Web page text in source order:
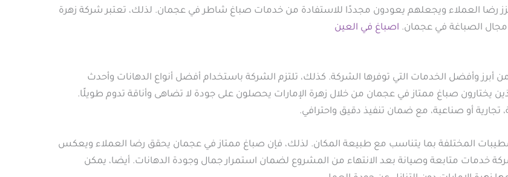
رضا العملاء ويجعلهم يعودون مجددًا للاستفادة من خدمات صباغ شاطر في عجمان. لذلك، تعتبر شركة زهرة
مجال الصباغة في عجمان. اصباغ في العين
وأفضل الخدمات التي توفرها الشركة. كذلك، تلتزم الشركة باستخدام أفضل أنواع الدهانات وأحدث
يختارون صباغ ممتاز في عجمان من خلال زهرة الإمارات يحصلون على جودة لا تضاهى وأناقة تدوم طويلًا.
أو صناعية، مع ضمان تنفيذ دقيق واحترافي.
المختلفة بما يتناسب مع طبيعة المكان. لذلك، فإن صباغ ممتاز في عجمان يحقق رضا العملاء ويعكس
خدمات متابعة وصيانة بعد الانتهاء من المشروع لضمان استمرار جمال وجودة الدهانات. أيضا، يمكن